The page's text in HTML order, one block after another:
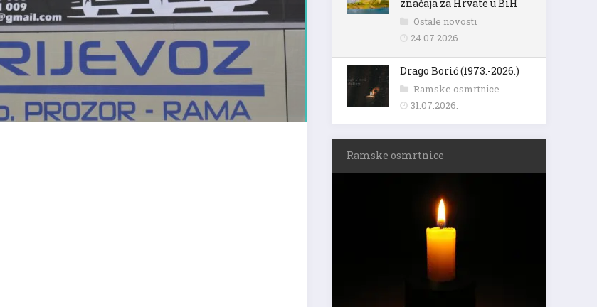
značaja za Hrvate u BiH
Ostale novosti
24.07.2026.
Drago Borić (1973.-2026.)
Ramske osmrtnice
31.07.2026.
Ramske osmrtnice